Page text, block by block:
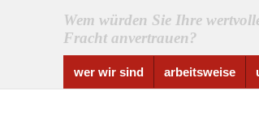
Wem würden Sie Ihre
Fracht anvertrauen?
wer wir sind arbeitsweise